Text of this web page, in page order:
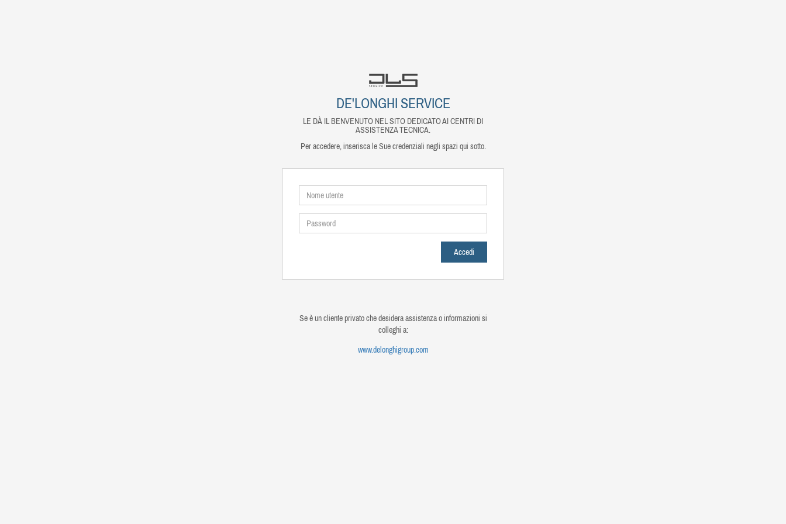
DE'LONGHI SERVICE
LE DÀ IL BENVENUTO NEL SITO DEDICATO AI CENTRI DI
ASSISTENZA TECNICA.
Per accedere, inserisca le Sue credenziali negli spazi qui sotto.
Se è un cliente privato che desidera assistenza o informazioni si
colleghi a:
www.delonghigroup.com